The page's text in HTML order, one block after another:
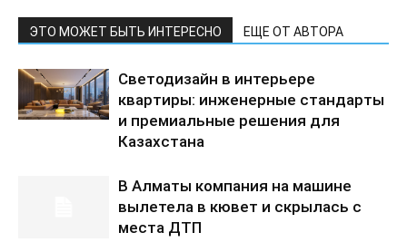
ЭТО МОЖЕТ БЫТЬ ИНТЕРЕСНО ЕЩЕ ОТ АВТОРА
Светодизайн в интерьере
квартиры: инженерные стандарты
и премиальные решения для
Казахстана
В Алматы компания на машине
вылетела в кювет и скрылась с
места ДТП